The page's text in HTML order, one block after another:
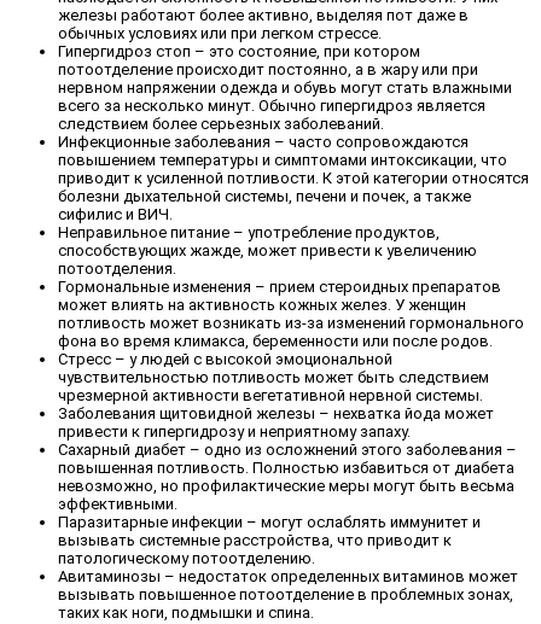
железы работают более активно, выделяя пот даже в
обычных условиях или при легком стрессе.
Гипергидроз стоп – это состояние, при котором
потоотделение происходит постоянно, а в жару или при
нервном напряжении одежда и обувь могут стать влажными
всего за несколько минут. Обычно гипергидроз является
следствием более серьезных заболеваний.
Инфекционные заболевания – часто сопровождаются
повышением температуры и симптомами интоксикации, что
приводит к усиленной потливости. К этой категории относятся
болезни дыхательной системы, печени и почек, а также
сифилис и ВИЧ.
Неправильное питание – употребление продуктов,
способствующих жажде, может привести к увеличению
потоотделения.
Гормональные изменения – прием стероидных препаратов
может влиять на активность кожных желез. У женщин
потливость может возникать из-за изменений гормонального
фона во время климакса, беременности или после родов.
Стресс – у людей с высокой эмоциональной
чувствительностью потливость может быть следствием
чрезмерной активности вегетативной нервной системы.
Заболевания щитовидной железы – нехватка йода может
привести к гипергидрозу и неприятному запаху.
Сахарный диабет – одно из осложнений этого заболевания –
повышенная потливость. Полностью избавиться от диабета
невозможно, но профилактические меры могут быть весьма
эффективными.
Паразитарные инфекции – могут ослаблять иммунитет и
вызывать системные расстройства, что приводит к
патологическому потоотделению.
Авитаминозы – недостаток определенных витаминов может
вызывать повышенное потоотделение в проблемных зонах,
таких как ноги, подмышки и спина.